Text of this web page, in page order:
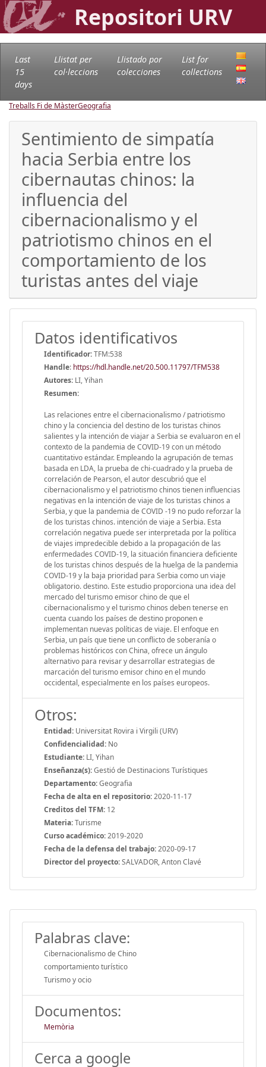
Repositori URV
Last
15
days
Llistat per
col·leccions
Llistado por
colecciones
List for
collections
Treballs Fi de MàsterGeografia
Sentimiento de simpatía
hacia Serbia entre los
cibernautas chinos: la
influencia del
cibernacionalismo y el
patriotismo chinos en el
comportamiento de los
turistas antes del viaje
Datos identificativos
Identificador:TFM:538
Handle: https://hdl.handle.net/20.500.11797/TFM538
Autores: LI, Yihan
Resumen:
Las relaciones entre el cibernacionalismo / patriotismo
chino y la conciencia del destino de los turistas chinos
salientes y la intención de viajar a Serbia se evaluaron en el
contexto de la pandemia de COVID-19 con un método
cuantitativo estándar. Empleando la agrupación de temas
basada en LDA, la prueba de chi-cuadrado y la prueba de
correlación de Pearson, el autor descubrió que el
cibernacionalismo y el patriotismo chinos tienen influencias
negativas en la intención de viaje de los turistas chinos a
Serbia, y que la pandemia de COVID -19 no pudo reforzar la
de los turistas chinos. intención de viaje a Serbia. Esta
correlación negativa puede ser interpretada por la política
de viajes impredecible debido a la propagación de las
enfermedades COVID-19, la situación financiera deficiente
de los turistas chinos después de la huelga de la pandemia
COVID-19 y la baja prioridad para Serbia como un viaje
obligatorio. destino. Este estudio proporciona una idea del
mercado del turismo emisor chino de que el
cibernacionalismo y el turismo chinos deben tenerse en
cuenta cuando los países de destino proponen e
implementan nuevas políticas de viaje. El enfoque en
Serbia, un país que tiene un conflicto de soberanía o
problemas históricos con China, ofrece un ángulo
alternativo para revisar y desarrollar estrategias de
marcación del turismo emisor chino en el mundo
occidental, especialmente en los países europeos.
Otros:
Entidad: Universitat Rovira i Virgili (URV)
Confidencialidad: No
Estudiante: LI, Yihan
Enseñanza(s):Gestió de Destinacions Turístiques
Departamento:Geografia
Fecha de alta en el repositorio:2020-11-17
Creditos del TFM: 12
Materia:Turisme
Curso académico:2019-2020
Fecha de la defensa del trabajo:2020-09-17
Director del proyecto:SALVADOR, Anton Clavé
Palabras clave:
Cibernacionalismo de Chino
comportamiento turístico
Turismo y ocio
Documentos:
Memòria
Cerca a google